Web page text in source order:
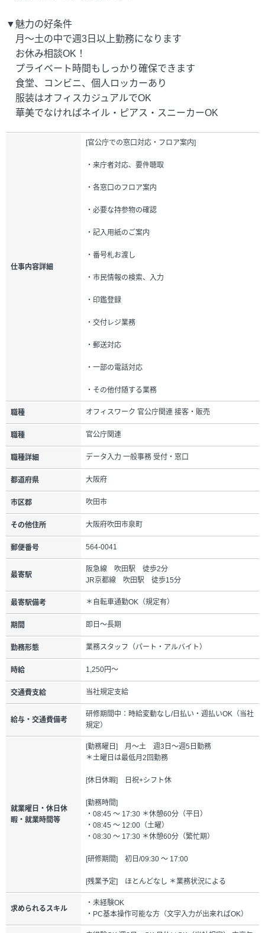
▼魅力の好条件
月～土の中で週3日以上勤務になります
お休み相談OK！
プライベート時間もしっかり確保できます
食堂、コンビニ、個人ロッカーあり
服装はオフィスカジュアルでOK
華美でなければネイル・ピアス・スニーカーOK
仕事内容詳細
[官公庁での窓口対応・フロア案内]
・来庁者対応、要件聴取
・各窓口のフロア案内
・必要な持参物の確認
・記入用紙のご案内
・番号札お渡し
・市民情報の検索、入力
・印鑑登録
・交付レジ業務
・郵送対応
・一部の電話対応
・その他付随する業務
職種 オフィスワーク 官公庁関連 接客・販売
職種 官公庁関連
職種詳細 データ入力 一般事務 受付・窓口
都道府県 大阪府
市区郡 吹田市
その他住所 大阪府吹田市泉町
郵便番号 564-0041
最寄駅
阪急線 吹田駅 徒歩2分
JR京都線 吹田駅 徒歩15分
最寄駅備考 ＊自転車通勤OK（規定有）
期間 即日～長期
勤務形態 業務スタッフ（パート・アルバイト）
時給 1,250円～
交通費支給 当社規定支給
給与・交通費備考
研修期間中：時給変動なし/日払い・週払いOK（当社
規定）
就業曜日・休日休
暇・就業時間等
[勤務曜日] 月～土 週3日～週5日勤務
＊土曜日は最低月2回勤務
[休日休暇] 日祝+シフト休
[勤務時間]
・08:45 ～ 17:30 ＊休憩60分（平日）
・08:45 ～ 12:00（土曜）
・08:30 ～ 17:30 ＊休憩60分（繁忙期）
[研修期間] 初日/09:30 ～ 17:00
[残業予定] ほとんどなし ＊業務状況による
求められるスキル
・未経験OK
・PC基本操作可能な方（文字入力が出来ればOK）